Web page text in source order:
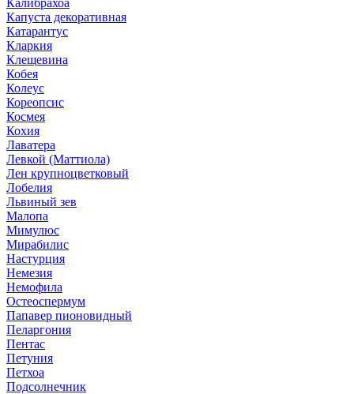
Капуста декоративная
Катарантус
Кларкия
Клещевина
Кобея
Колеус
Кореопсис
Космея
Кохия
Лаватера
Левкой (Маттиола)
Лен крупноцветковый
Лобелия
Львиный зев
Малопа
Мимулюс
Мирабилис
Настурция
Немезия
Немофила
Остеоспермум
Папавер пионовидный
Пеларгония
Пентас
Петуния
Петхоа
Подсолнечник